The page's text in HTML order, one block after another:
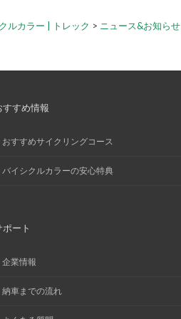
ルカラー | トレック > ニュース&お知らせ
すすめ情報
おすすめサイクリングコース
バイシクルカラーの安心特典
ポート
企業情報
納車までの流れ